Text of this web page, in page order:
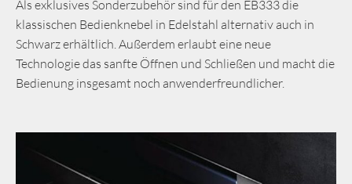
Als exklusives Sonderzubehör sind für den EB333 die
klassischen Bedienknebel in Edelstahl alternativ auch in
Schwarz erhältlich. Außerdem erlaubt eine neue
Technologie das sanfte Öffnen und Schließen und macht die
Bedienung insgesamt noch anwenderfreundlicher.